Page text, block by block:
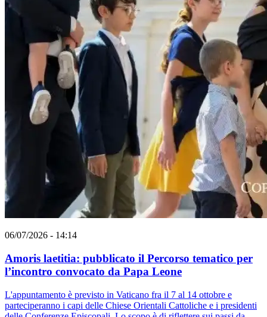
06/07/2026 - 14:14
Amoris laetitia: pubblicato il Percorso tematico per
l’incontro convocato da Papa Leone
L'appuntamento è previsto in Vaticano fra il 7 al 14 ottobre e
parteciperanno i capi delle Chiese Orientali Cattoliche e i presidenti